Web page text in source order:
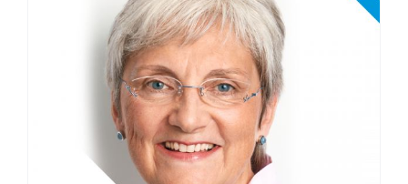
하이케 바에렌스: “보건정책, 코로나로
부터의 교훈 & 세계보건 – 독일과 한국”